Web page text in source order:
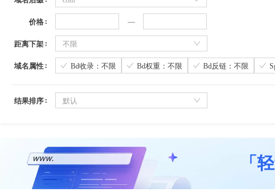
价格
距离下架 不限
域名属性 Bd收录：不限 Bd权重：不限 Bd反链：不限
结果排序 默认
「